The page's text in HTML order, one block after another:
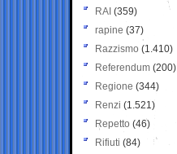
RAI (359)
rapine (37)
Razzismo (1.410)
Referendum (200)
Regione (344)
Renzi (1.521)
Repetto (46)
Rifiuti (84)